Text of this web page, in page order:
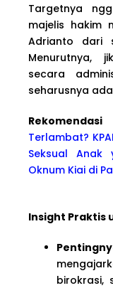
Targetnya
majelis hakim
Adrianto dari
Menurutnya,
secara
seharusnya
Rekomendasi
Terlambat?
Seksual Anak
Oknum Kiai di
Insight Praktis
birokrasi,